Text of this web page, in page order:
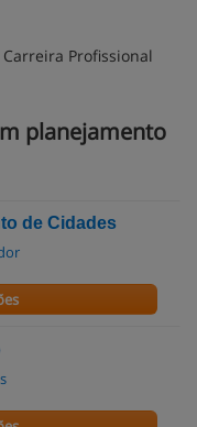
Profissional
planejamento
de Cidades